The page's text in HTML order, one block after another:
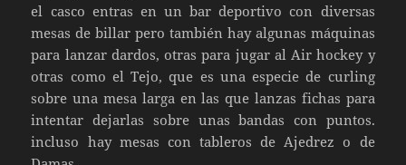
el casco entras en un bar deportivo con diversas
mesas de billar pero también hay algunas máquinas
para lanzar dardos, otras para jugar al Air hockey y
otras como el Tejo, que es una especie de curling
sobre una mesa larga en las que lanzas fichas para
intentar dejarlas sobre unas bandas con puntos.
incluso hay mesas con tableros de Ajedrez o de